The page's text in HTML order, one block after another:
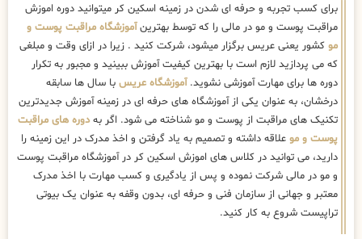
برای کسب تجربه و حرفه ای شدن در زمینه اسکین کر میتوانید دوره اموزش
مراقبت پوست و مو در مالی را که توسط بهترینآموزشگاه مراقبت پوست و
مو کشور یعنی عریس برگزار میشود، شرکت کنید . زیرا در ازای وقت و مبلغی
که می پردازید لازم است با بهترین کیفیت آموزش ببینید و مجبور به تکرار
دوره ها برای مهارت آموزشی نشوید.آموزشگاه عریس با سال ها سابقه
درخشان، به عنوان یکی از آموزشگاه های حرفه ای در زمینه آموزش جدیدترین
تکنیک های مراقبت از پوست و مو شناخته می شود. اگر بهدوره های مراقبت
پوست و مو علاقه داشته و تصمیم به یاد گرفتن و اخذ مدرک در این زمینه را
دارید، می توانید در کلاس های اموزش اسکین کر در آموزشگاه مراقبت پوست
و مو در مالی شرکت نموده و پس از یادگیری و کسب مهارت با اخذ مدرک
معتبر و جهانی از سازمان فنی و حرفه ای، بدون وقفه به عنوان یک بیوتی
تراپیست شروع به کار کنید.